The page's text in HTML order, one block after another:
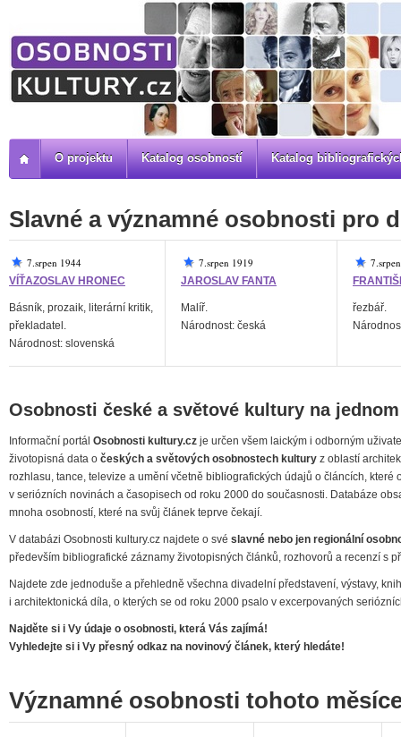
Osobnosti české a světové kultury na
7.srpen 1944
VÍŤAZOSLAV HRONEC
Básník, prozaik, literární kritik,
překladatel.
Národnost: slovenská
7.srpen 1919
JAROSLAV FANTA
Malíř.
Národnost: česká
řezbář.
Slavné a významné osobnosti pro
Informační portál Osobnosti kultury.cz je určen všem laickým i odborným
životopisná data o českých a světových osobnostech kultury z oblastí
rozhlasu, tance, televize a umění včetně bibliografických údajů o článcích, které
v seriózních novinách a časopisech od roku 2000 do současnosti. Databáze
mnoha osobností, které na svůj článek teprve čekají.
V databázi Osobnosti kultury.cz najdete o své slavné nebo jen regionální
především bibliografické záznamy životopisných článků, rozhovorů a recenzí s
Najdete zde jednoduše a přehledně všechna divadelní představení, výstavy,
i architektonická díla, o kterých se od roku 2000 psalo v excerpovaných
Najděte si i Vy údaje o osobnosti, která Vás zajímá!
Vyhledejte si i Vy přesný odkaz na novinový článek, který hledáte!
Významné osobnosti tohoto
O projektu Katalog osobností Katalog